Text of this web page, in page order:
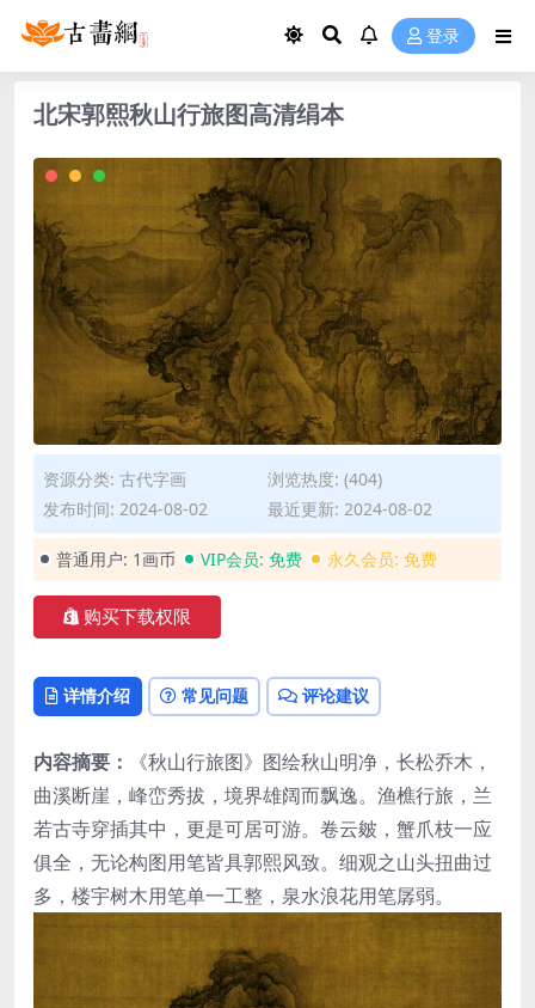
登录
北宋郭熙秋山行旅图高清绢本
资源分类: 古代字画
浏览热度: (404)
发布时间: 2024-08-02
最近更新: 2024-08-02
普通用户: 1画币 VIP会员: 免费 永久会员: 免费
购买下载权限
详情介绍 常见问题 评论建议
内容摘要：
《秋山行旅图》图绘秋山明净，长松乔木，
曲溪断崖，峰峦秀拔，境界雄阔而飘逸。渔樵行旅，兰
若古寺穿插其中，更是可居可游。卷云皴，蟹爪枝一应
俱全，无论构图用笔皆具郭熙风致。细观之山头扭曲过
多，楼宇树木用笔单一工整，泉水浪花用笔孱弱。